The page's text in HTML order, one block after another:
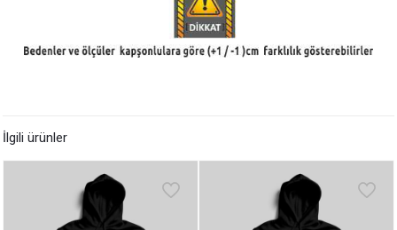
İlgili ürünler